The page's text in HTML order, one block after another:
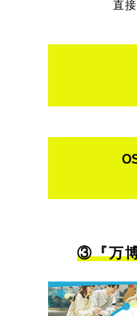
直
③『万